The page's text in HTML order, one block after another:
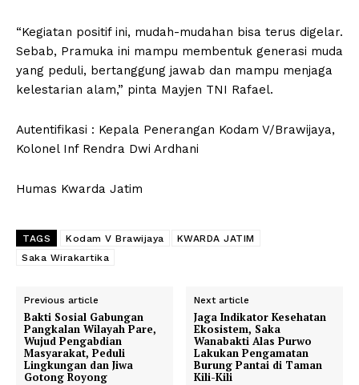
“Kegiatan positif ini, mudah-mudahan bisa terus digelar.
Sebab, Pramuka ini mampu membentuk generasi muda
yang peduli, bertanggung jawab dan mampu menjaga
kelestarian alam,” pinta Mayjen TNI Rafael.
Autentifikasi : Kepala Penerangan Kodam V/Brawijaya,
Kolonel Inf Rendra Dwi Ardhani
Humas Kwarda Jatim
TAGS Kodam V Brawijaya
KWARDA JATIM
Saka Wirakartika
Previous article
Bakti Sosial Gabungan
Pangkalan Wilayah Pare,
Wujud Pengabdian
Masyarakat, Peduli
Lingkungan dan Jiwa
Gotong Royong
Next article
Jaga Indikator Kesehatan
Ekosistem, Saka
Wanabakti Alas Purwo
Lakukan Pengamatan
Burung Pantai di Taman
Kili-Kili